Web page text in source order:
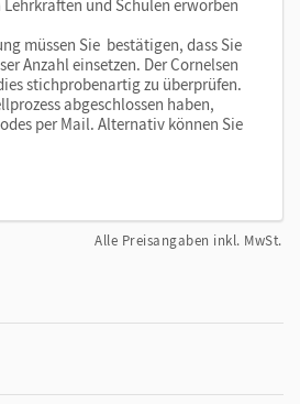
Lehrkräften und Schulen erworben
müssen Sie bestätigen, dass Sie
Anzahl einsetzen. Der Cornelsen
stichprobenartig zu überprüfen.
abgeschlossen haben,
per Mail. Alternativ können Sie
Alle Preisangaben inkl. MwSt.